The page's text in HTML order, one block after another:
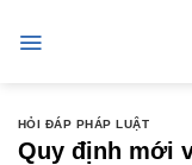
HỎI ĐÁP PHÁP LUẬT
Quy định mới